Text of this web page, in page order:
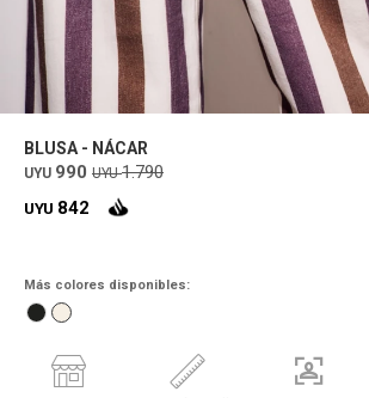
BLUSA - NÁCAR
UYU 990 UYU 1.790
UYU 842
Más colores disponibles: